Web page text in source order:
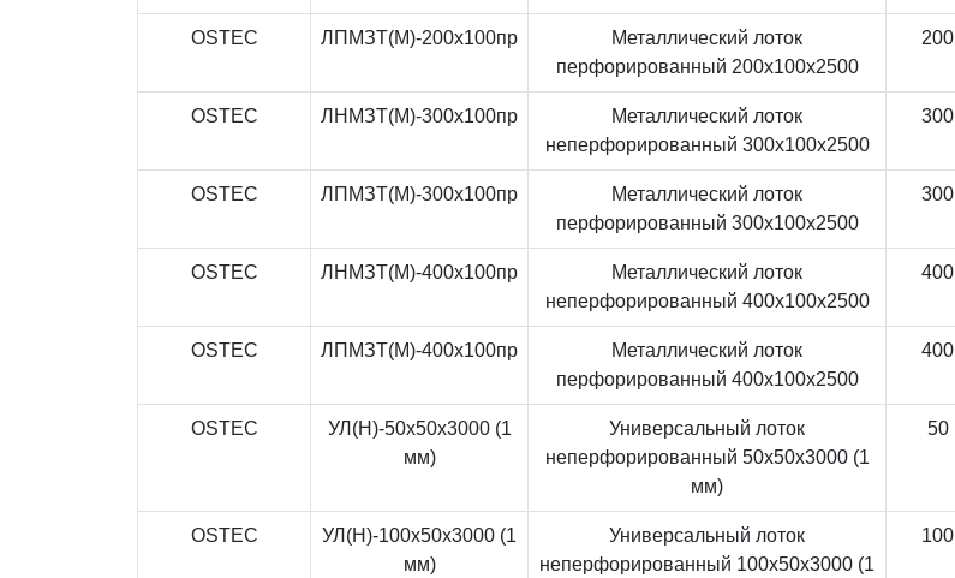
OSTEC ЛПМЗТ(М)-200x100пр
Металлический лоток
перфорированный 200x100x2500
200
OSTEC ЛНМЗТ(М)-300x100пр
Металлический лоток
неперфорированный 300x100x2500
300
OSTEC ЛПМЗТ(М)-300x100пр
Металлический лоток
перфорированный 300x100x2500
300
OSTEC ЛНМЗТ(М)-400x100пр
Металлический лоток
неперфорированный 400x100x2500
400
OSTEC ЛПМЗТ(М)-400x100пр
Металлический лоток
перфорированный 400x100x2500
400
OSTEC
УЛ(Н)-50x50x3000 (1
мм)
Универсальный лоток
неперфорированный 50x50x3000 (1
мм)
50
OSTEC
УЛ(Н)-100x50x3000 (1
мм)
Универсальный лоток
неперфорированный 100x50x3000 (1
100